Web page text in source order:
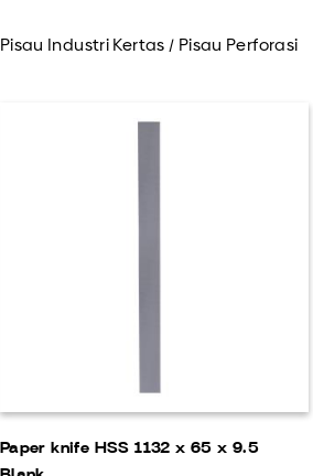
Pisau Industri Kertas / Pisau Perforasi
Paper knife HSS 1132 x 65 x 9.5